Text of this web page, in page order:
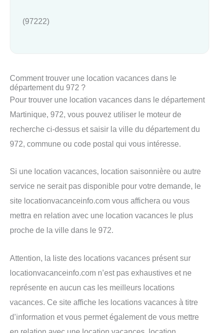
(97222)
Comment trouver une location vacances dans le
département du 972 ?
Pour trouver une location vacances dans le département
Martinique, 972, vous pouvez utiliser le moteur de
recherche ci-dessus et saisir la ville du département du
972, commune ou code postal qui vous intéresse.
Si une location vacances, location saisonnière ou autre
service ne serait pas disponible pour votre demande, le
site locationvacanceinfo.com vous affichera ou vous
mettra en relation avec une location vacances le plus
proche de la ville dans le 972.
Attention, la liste des locations vacances présent sur
locationvacanceinfo.com n’est pas exhaustives et ne
représente en aucun cas les meilleurs locations
vacances. Ce site affiche les locations vacances à titre
d’information et vous permet également de vous mettre